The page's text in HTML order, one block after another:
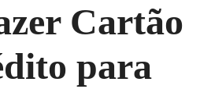
Cartão
para